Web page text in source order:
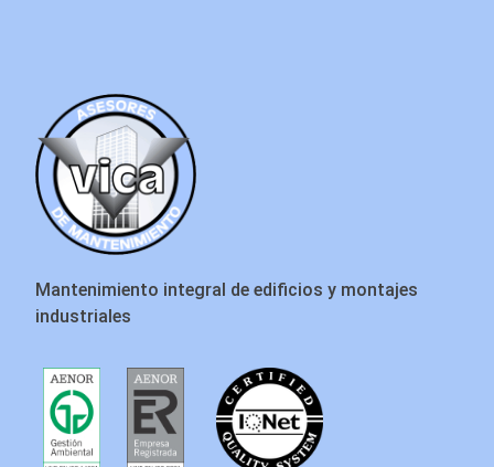
Mantenimiento integral de edificios y montajes
industriales